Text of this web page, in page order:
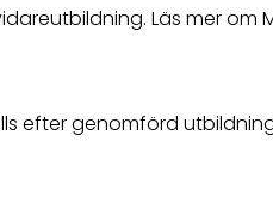
Läs mer om
efter genomförd